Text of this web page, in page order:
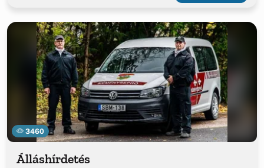
3460
Álláshírdetés